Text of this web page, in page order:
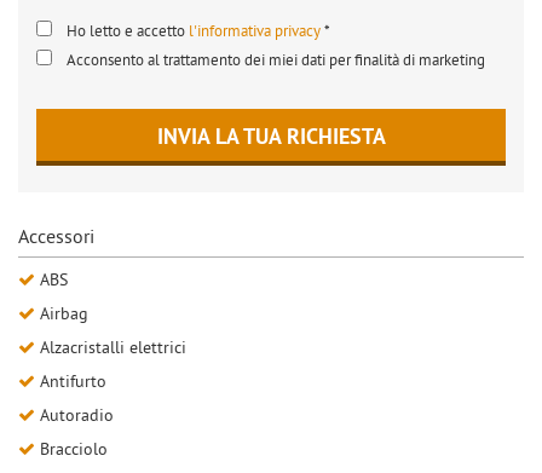
Ho letto e accetto l'informativa privacy*
Acconsento al trattamento dei miei dati per finalità di marketing
INVIA LA TUA RICHIESTA
Accessori
ABS
Airbag
Alzacristalli elettrici
Antifurto
Autoradio
Bracciolo